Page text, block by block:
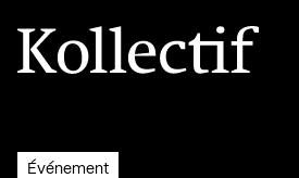
Aller à la page d'accueil
Logo Kollectif
Événement